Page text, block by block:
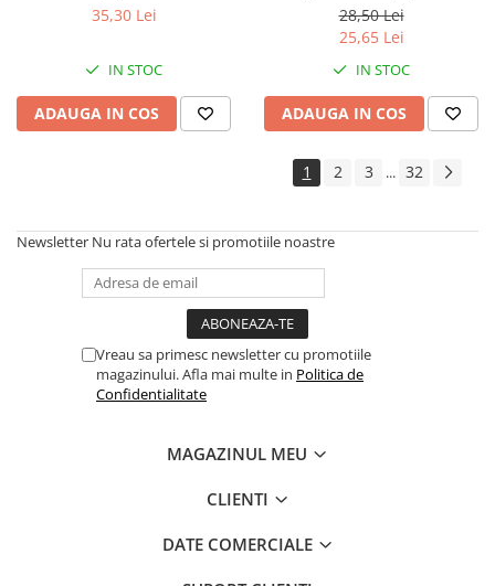
35,30 Lei
IN STOC
ADAUGA IN COS
28,50 Lei
25,65 Lei
IN STOC
ADAUGA IN COS
1 2 3 ... 32
Newsletter Nu rata ofertele si promotiile noastre
Vreau sa primesc newsletter cu promotiile
magazinului. Afla mai multe in Politica de
Confidentialitate
MAGAZINUL MEU
CLIENTI
DATE COMERCIALE